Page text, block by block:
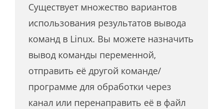
Существует множество вариантов
использования результатов вывода
команд в Linux. Вы можете назначить
вывод команды переменной,
отправить её другой команде/
программе для обработки через
канал или перенаправить её в файл